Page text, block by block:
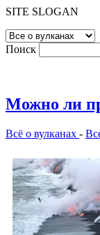
SITE SLOGAN
Поиск
Можно ли
Всё о вулканах -